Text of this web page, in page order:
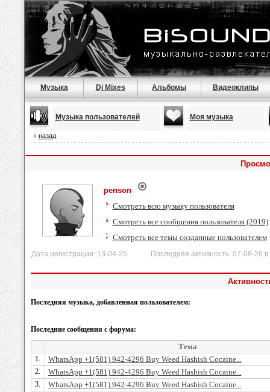
Музыка Dj Mixes Альбомы Видеоклипы
Музыка пользователей Моя музыка
назад
penson
Смотреть всю музыку пользователя
Смотреть все сообщения пользователя (2019)
Смотреть все темы созданные пользователем
Дата регистрации: 13-04-25 Последняя активность: 07-08-26 в
Последняя музыка, добавленная пользователем:
Последние сообщения с форума:
Тема
1. WhatsApp +1(581) 942-4296 Buy Weed Hashish Cocaine...
2. WhatsApp +1(581) 942-4296 Buy Weed Hashish Cocaine...
3. WhatsApp +1(581) 942-4296 Buy Weed Hashish Cocaine...